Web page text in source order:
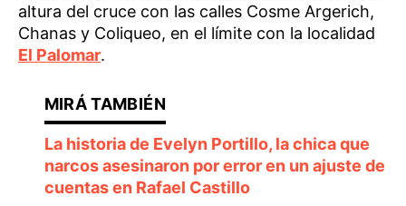
altura del cruce con las calles Cosme Argerich,
Chanas y Coliqueo, en el límite con la localidad
El Palomar.
La historia de Evelyn Portillo, la chica que
narcos asesinaron por error en un ajuste de
cuentas en Rafael Castillo